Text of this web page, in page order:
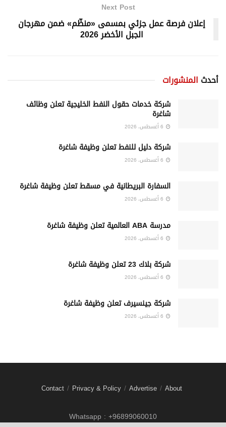
Next Post
إعلان فرصة عمل جزئي بمسمى «منظّم» ضمن مهرجان
الجبل الأخضر 2026
أحدث المنشورات
شركة خدمات حقول النفط الخليجية تعلن وظائف
شاغرة
شركة دليل للنفط تعلن وظيفة شاغرة
السفارة البريطانية في مسقط تعلن وظيفة شاغرة
مدرسة ABA العالمية تعلن وظيفة شاغرة
شركة بلاك 23 تعلن وظيفة شاغرة
شركة جينسيرف تعلن وظيفة شاغرة
About
Advertise
Privacy & Policy
Contact
Whatsapp : +96899060010